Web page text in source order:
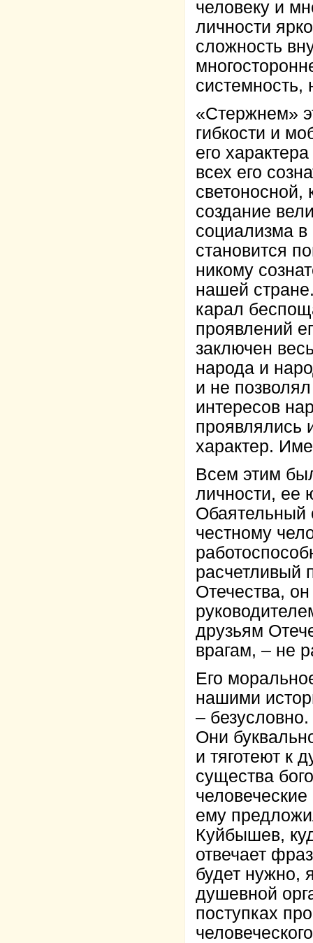
человеку и
личности
сложность
«Стержнем»
гибкости и
его
всех его
создание
социализма
становится
никому
нашей
карал
проявлений
заключен
народа и
и не
интересов
проявлялись
характер.
Всем этим
личности, ее
Обаятельный
честному
расчетливый
Отечества,
друзьям
врагам, – не
Его
нашими
–
Они
и тяготеют к
существа
ему
Куйбышев,
отвечает
будет нужно,
душевной
поступках